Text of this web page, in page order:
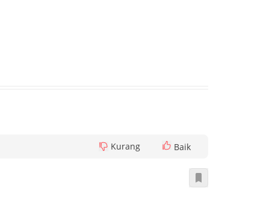
Kurang Baik